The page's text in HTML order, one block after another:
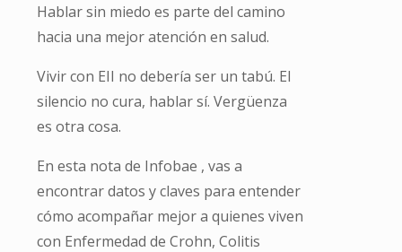
Hablar sin miedo es parte del camino
hacia una mejor atención en salud.
Vivir con EII no debería ser un tabú. El
silencio no cura, hablar sí. Vergüenza
es otra cosa.
En esta nota de Infobae , vas a
encontrar datos y claves para entender
cómo acompañar mejor a quienes viven
con Enfermedad de Crohn, Colitis